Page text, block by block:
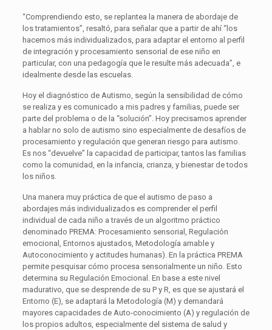
“Comprendiendo esto, se replantea la manera de abordaje de
los tratamientos”, resaltó, para señalar que a partir de ahí “los
hacemos más individualizados, para adaptar el entorno al perfil
de integración y procesamiento sensorial de ese niño en
particular, con una pedagogía que le resulte más adecuada”, e
idealmente desde las escuelas.
Hoy el diagnóstico de Autismo, según la sensibilidad de cómo
se realiza y es comunicado a mis padres y familias, puede ser
parte del problema o de la “solución”. Hoy precisamos aprender
a hablar no solo de autismo sino especialmente de desafíos de
procesamiento y regulación que generan riesgo para autismo.
Es nos “devuelve” la capacidad de participar, tantos las familias
como la comunidad, en la infancia, crianza, y bienestar de todos
los niños.
Una manera muy práctica de que el autismo de paso a
abordajes más individualizados es comprender el perfil
individual de cada niño a través de un algoritmo práctico
denominado PREMA: Procesamiento sensorial, Regulación
emocional, Entornos ajustados, Metodología amable y
Autoconocimiento y actitudes humanas). En la práctica PREMA
permite pesquisar cómo procesa sensorialmente un niño. Esto
determina su Regulación Emocional. En base a este nivel
madurativo, que se desprende de su P y R, es que se ajustará el
Entorno (E), se adaptará la Metodología (M) y demandará
mayores capacidades de Auto-conocimiento (A) y regulación de
los propios adultos, especialmente del sistema de salud y